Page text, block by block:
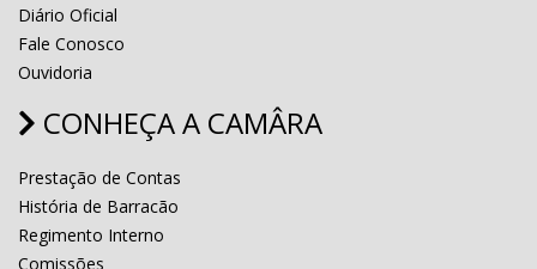
Diário Oficial
Fale Conosco
Ouvidoria
CONHEÇA A CAMÂRA
Prestação de Contas
História de Barracão
Regimento Interno
Comissões